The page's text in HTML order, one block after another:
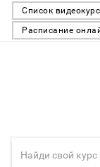
Список
Расписание